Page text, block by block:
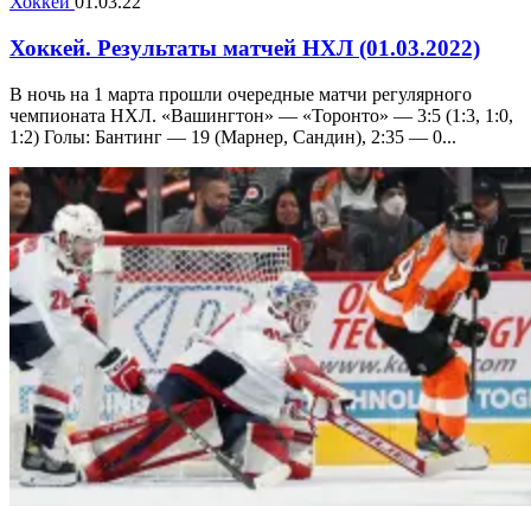
Хоккей. Результаты матчей НХЛ (01.03.2022)
В ночь на 1 марта прошли очередные матчи регулярного
чемпионата НХЛ. «Вашингтон» — «Торонто» — 3:5 (1:3, 1:0,
1:2) Голы: Бантинг — 19 (Марнер, Сандин), 2:35 — 0...